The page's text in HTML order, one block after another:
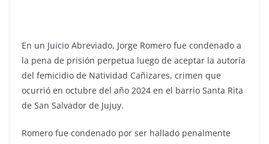
En un Juicio Abreviado, Jorge Romero fue condenado a
la pena de prisión perpetua luego de aceptar la autoría
del femicidio de Natividad Cañizares, crimen que
ocurrió en octubre del año 2024 en el barrio Santa Rita
de San Salvador de Jujuy.
Romero fue condenado por ser hallado penalmente